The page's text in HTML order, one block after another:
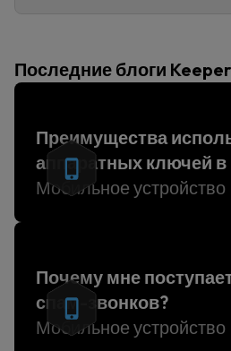
Последние блоги Keeper
Преимущества
аппаратных ключей в
Мобильное устройство
Почему мне
спам-звонков?
Мобильное устройство